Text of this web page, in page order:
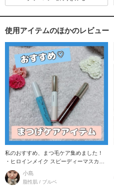
使用アイテムのほかのレビュー
私のおすすめ、まつ毛ケア集めました！
・ヒロインメイク スピーディーマスカラ
リムーバー
小島
脂性肌 / ブルベ